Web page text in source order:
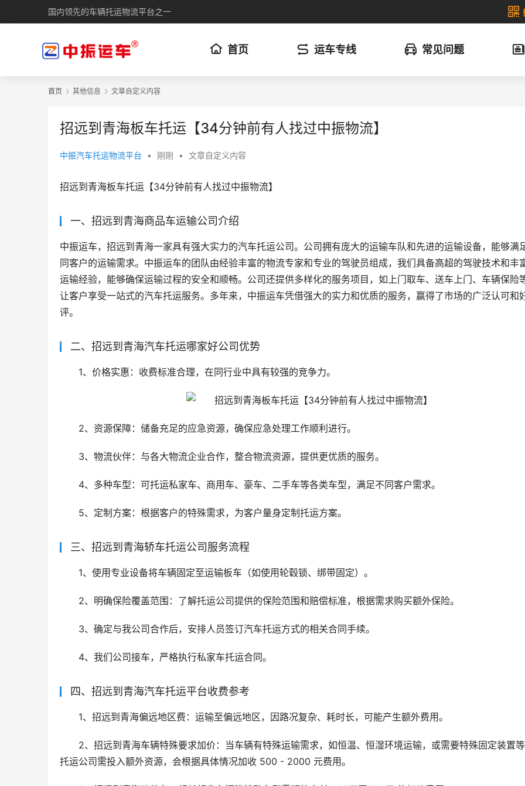
国内领先的车辆托运物流平台之一
首页 运车专线 常见问题
首页 其他信息 文章自定义内容
招远到青海板车托运【34分钟前有人找过中振物流】
中振汽车托运物流平台 • 刚刚 • 文章自定义内容
招远到青海板车托运【34分钟前有人找过中振物流】
一、招远到青海商品车运输公司介绍
中振运车，招远到青海一家具有强大实力的汽车托运公司。公司拥有庞大的运输车队和先进的运输设备，能够满
同客户的运输需求。中振运车的团队由经验丰富的物流专家和专业的驾驶员组成，我们具备高超的驾驶技术和丰
运输经验，能够确保运输过程的安全和顺畅。公司还提供多样化的服务项目，如上门取车、送车上门、车辆保险
让客户享受一站式的汽车托运服务。多年来，中振运车凭借强大的实力和优质的服务，赢得了市场的广泛认可和
评。
二、招远到青海汽车托运哪家好公司优势
1、价格实惠：收费标准合理，在同行业中具有较强的竞争力。
2、资源保障：储备充足的应急资源，确保应急处理工作顺利进行。
3、物流伙伴：与各大物流企业合作，整合物流资源，提供更优质的服务。
4、多种车型：可托运私家车、商用车、豪车、二手车等各类车型，满足不同客户需求。
5、定制方案：根据客户的特殊需求，为客户量身定制托运方案。
三、招远到青海轿车托运公司服务流程
1、使用专业设备将车辆固定至运输板车（如使用轮毂锁、绑带固定）。
2、明确保险覆盖范围：了解托运公司提供的保险范围和赔偿标准，根据需求购买额外保险。
3、确定与我公司合作后，安排人员签订汽车托运方式的相关合同手续。
4、我们公司接车，严格执行私家车托运合同。
四、招远到青海汽车托运平台收费参考
1、招远到青海偏远地区费：运输至偏远地区，因路况复杂、耗时长，可能产生额外费用。
2、招远到青海车辆特殊要求加价：当车辆有特殊运输需求，如恒温、恒湿环境运输，或需要特殊固定装置
托运公司需投入额外资源，会根据具体情况加收 500 - 2000 元费用。